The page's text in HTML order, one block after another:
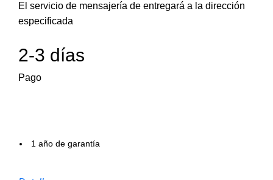
El servicio de mensajería de entregará a la dirección
especificada
2-3 días
Pago
1 año de garantía